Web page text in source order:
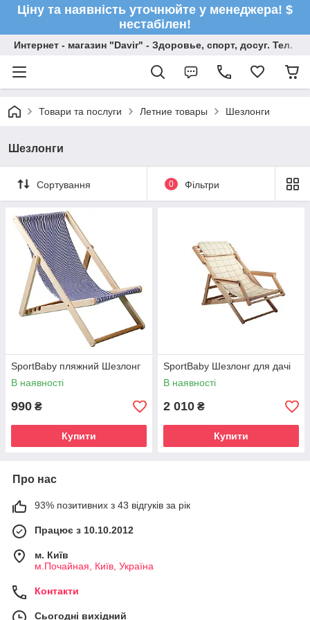
Ціну та наявність уточнюйте у менеджера! $
нестабілен!
Интернет - магазин "Davir" - Здоровье, спорт, досуг. Тел.
Товари та послуги Летние товары Шезлонги
Шезлонги
Сортування 0 Фільтри
SportBaby пляжний Шезлонг
В наявності
990 ₴
Купити
SportBaby Шезлонг для дачі
В наявності
2 010 ₴
Купити
Про нас
93% позитивних з 43 відгуків за рік
Працює з 10.10.2012
м. Київ
м.Почайная, Київ, Україна
Контакти
Сьогодні вихідний